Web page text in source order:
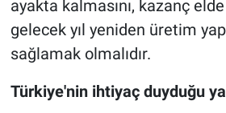
ayakta kalmasını, kazanç
gelecek yıl yeniden üretim
sağlamak olmalıdır.
Türkiye'nin ihtiyaç duyduğu